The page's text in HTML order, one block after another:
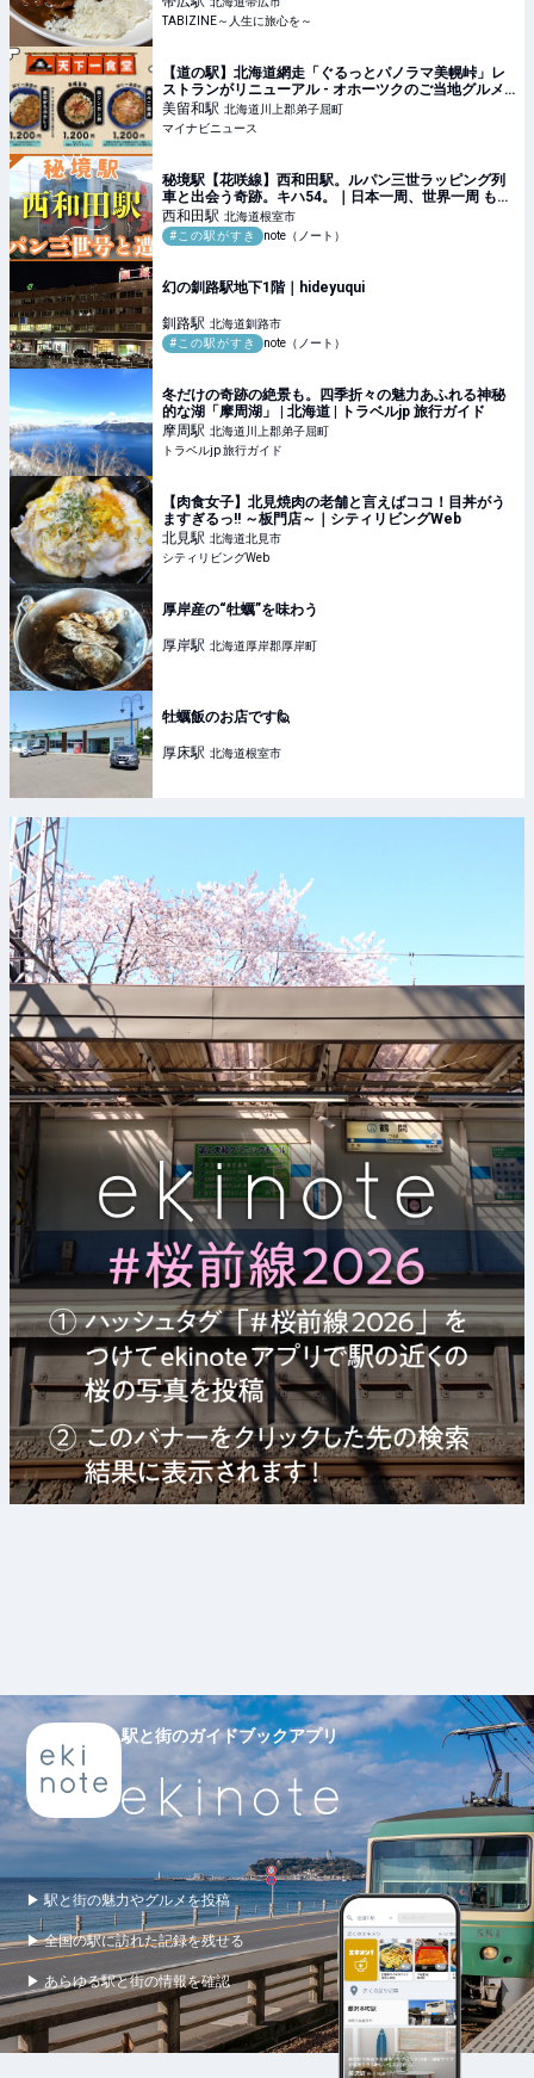
TABIZINE～人生に旅心を～
【道の駅】北海道網走「ぐるっとパノラマ美幌峠」レ
ストランがリニューアル - オホーツクのご当地グルメ
を提供
美留和駅 北海道川上郡弟子屈町
マイナビニュース
秘境駅【花咲線】西和田駅。ルパン三世ラッピング列
車と出会う奇跡。キハ54。｜日本一周、世界一周 もふ
P
西和田駅 北海道根室市
#この駅がすき
note（ノート）
幻の釧路駅地下1階｜hideyuqui
釧路駅 北海道釧路市
#この駅がすき
note（ノート）
冬だけの奇跡の絶景も。四季折々の魅力あふれる神秘
的な湖「摩周湖」 | 北海道 | トラベルjp 旅行ガイド
摩周駅 北海道川上郡弟子屈町
トラベルjp 旅行ガイド
【肉食女子】北見焼肉の老舗と言えばココ！目丼がう
ますぎるっ!! ～板門店～｜シティリビングWeb
北見駅 北海道北見市
シティリビングWeb
厚岸産の“牡蠣”を味わう
厚岸駅 北海道厚岸郡厚岸町
牡蠣飯のお店です🙋
厚床駅 北海道根室市
駅と街のガイドブックアプリ
▶ 駅と街の魅力やグルメを投稿
▶ 全国の駅に訪れた記録を残せる
▶ あらゆる駅と街の情報を確認